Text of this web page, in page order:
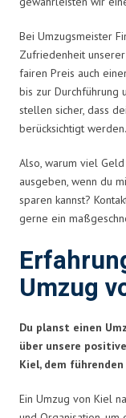
Bei Umzugsmeister
Zufriedenheit
fairen Preis auch
bis zur Durchführung
stellen sicher, dass
berücksichtigt werden.
Also, warum viel
ausgeben, wenn du
sparen kannst?
gerne ein
Umzug
Du planst einen
über unsere
Kiel, dem
Ein Umzug von Kiel